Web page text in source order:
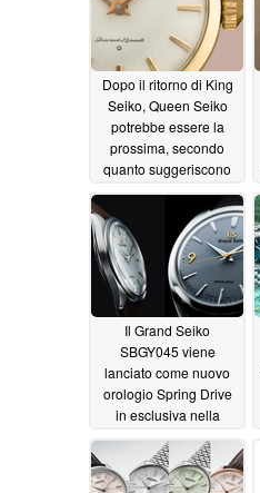
Dopo il ritorno di King
Seiko, Queen Seiko
potrebbe essere la
prossima, secondo
quanto suggeriscono
registrazione dei
marchi
06/28/2026
Il Grand Seiko
SBGY045 viene
lanciato come nuovo
orologio Spring Drive
in esclusiva nella
06/24/2026